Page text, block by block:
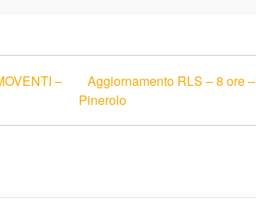
–
Aggiornamento RLS – 8 ore –
Pinerolo